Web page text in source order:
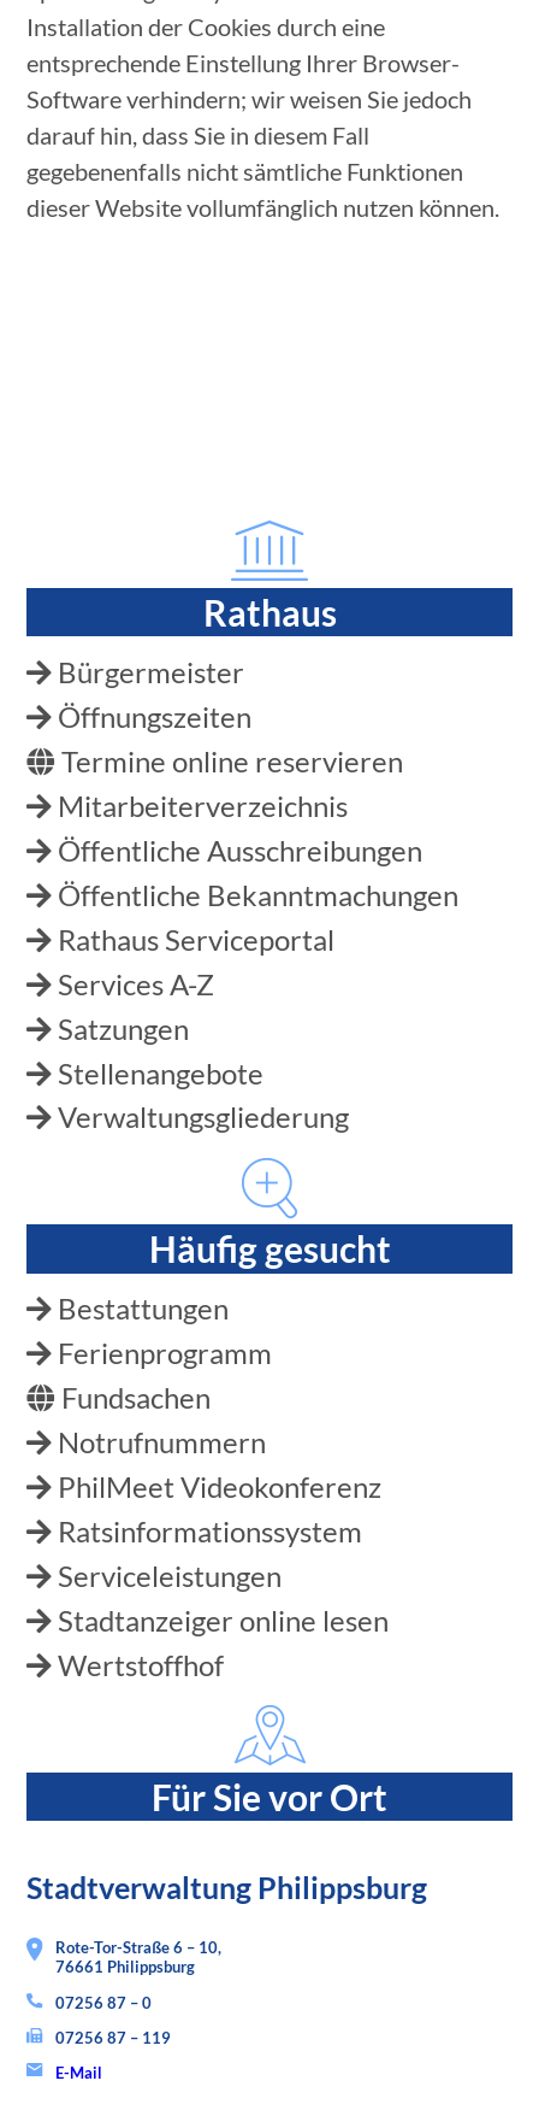
Installation der Cookies durch eine
entsprechende Einstellung Ihrer Browser-
Software verhindern; wir weisen Sie jedoch
darauf hin, dass Sie in diesem Fall
gegebenenfalls nicht sämtliche Funktionen
dieser Website vollumfänglich nutzen können.
Rathaus
Bürgermeister
Öffnungszeiten
Termine online reservieren
Mitarbeiterverzeichnis
Öffentliche Ausschreibungen
Öffentliche Bekanntmachungen
Rathaus Serviceportal
Services A-Z
Satzungen
Stellenangebote
Verwaltungsgliederung
Häufig gesucht
Bestattungen
Ferienprogramm
Fundsachen
Notrufnummern
PhilMeet Videokonferenz
Ratsinformationssystem
Serviceleistungen
Stadtanzeiger online lesen
Wertstoffhof
Für Sie vor Ort
Stadtverwaltung Philippsburg
Rote-Tor-Straße 6 – 10,
76661 Philippsburg
07256 87 – 0
07256 87 – 119
E-Mail